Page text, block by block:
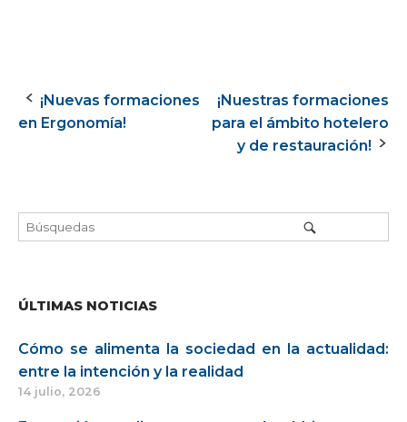
Navegación
entrada
¡Nuevas formaciones
en Ergonomía!
¡Nuestras formaciones
para el ámbito hotelero
y de restauración!
ÚLTIMAS NOTICIAS
Cómo se alimenta la sociedad en la actualidad:
entre la intención y la realidad
14 julio, 2026